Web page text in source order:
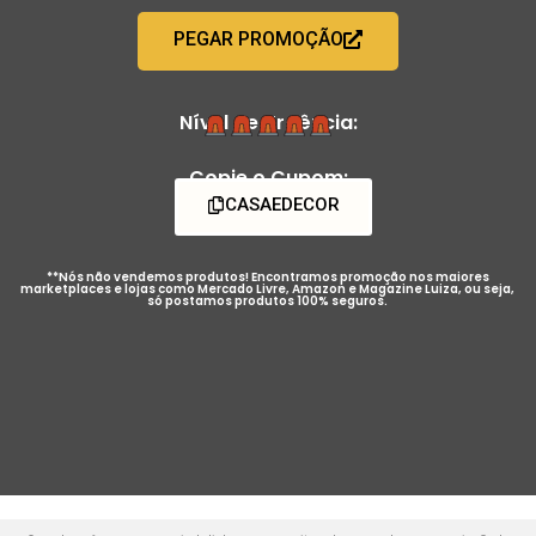
PEGAR PROMOÇÃO
Nível de Urgência:
Copie o Cupom:
CASAEDECOR
**Nós não vendemos produtos! Encontramos promoção nos maiores
marketplaces e lojas como Mercado Livre, Amazon e Magazine Luiza, ou seja,
só postamos produtos 100% seguros.